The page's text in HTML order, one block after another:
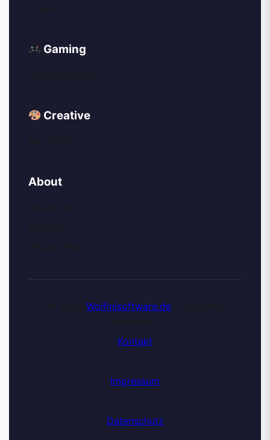
Gaming
Creative
About
Wolfinisoftware.de
Kontakt
Impressum
Datenschutz